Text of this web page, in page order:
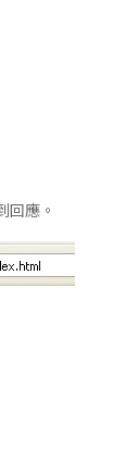
回應。